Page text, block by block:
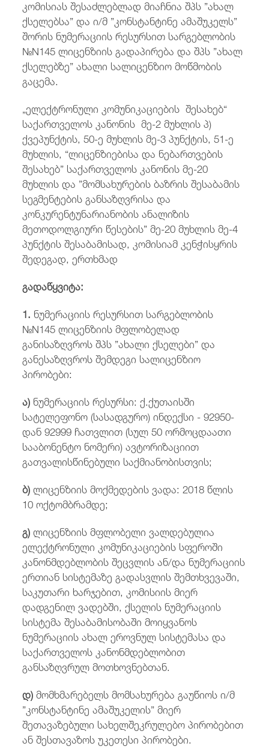
კომისიას შესაძლებლად მიაჩნია შპს ”ახალ
ქსელებსა” და ი/მ ”კონსტანტინე ამაშუკელს”
შორის ნუმერაციის რესურსით სარგებლობის
№N145 ლიცენზიის გადაპირება და შპს ”ახალ
ქსელებზე” ახალი სალიცენზიო მოწმობის
გაცემა.
„ელექტრონული კომუნიკაციების შესახებ“
საქართველოს კანონის მე-2 მუხლის პ)
ქვეპუნქტის, 50-ე მუხლის მე-3 პუნქტის, 51-ე
მუხლის, “ლიცენზიებისა და ნებართვების
შესახებ” საქართველოს კანონის მე-20
მუხლის და ”მომსახურების ბაზრის შესაბამის
სეგმენტების განსაზღვრისა და
კონკურენტუნარიანობის ანალიზის
მეთოდოლგიური წესების” მე-20 მუხლის მე-4
პუნქტის შესაბამისად, კომისიამ კენჭისყრის
შედეგად, ერთხმად
გადაწყვიტა:
1. ნუმერაციის რესურსით სარგებლობის
№N145 ლიცენზიის მფლობელად
განისაზღვროს შპს ”ახალი ქსელები” და
განესაზღვროს შემდეგი სალიცენზიო
პირობები:
ა)ნუმერაციის რესურსი: ქ.ქუთაისში
სატელეფონო (სასადგურო) ინდექსი - 92950-
დან 92999 ჩათვლით (სულ 50 ორმოცდაათი
სააბონენტო ნომერი) ავტორიზაციით
გათვალისწინებული საქმიანობისთვის;
ბ)ლიცენზიის მოქმედების ვადა: 2018 წლის
10 ოქტომბრამდე;
გ)ლიცენზიის მფლობელი ვალდებულია
ელექტრონული კომუნიკაციების სფეროში
კანონმდებლობის შეცვლის ან/და ნუმერაციის
ერთიან სისტემაზე გადასვლის შემთხვევაში,
საკუთარი ხარჯებით, კომისიის მიერ
დადგენილ ვადებში, ქსელის ნუმერაციის
სისტემა შესაბამისობაში მოიყვანოს
ნუმერაციის ახალ ეროვნულ სისტემასა და
საქართველოს კანონმდებლობით
განსაზღვრულ მოთხოვნებთან.
დ)მომხმარებელს მომსახურება გაუწიოს ი/მ
”კონსტანტინე ამაშუკელის” მიერ
შეთავაზებული სახელშეკრულებო პირობებით
ან შესთავაზოს უკეთესი პირობები.